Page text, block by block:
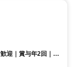
迎｜賞与年2回｜残